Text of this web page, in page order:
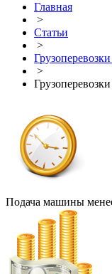
Главная
>
Статьи
>
>
Подача машины